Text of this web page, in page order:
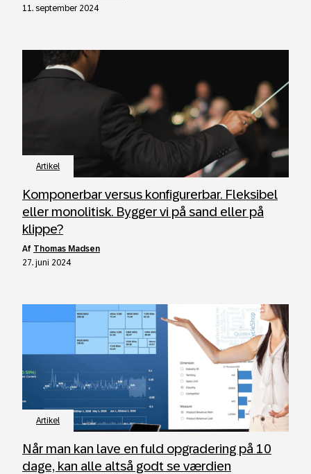
11. september 2024
Artikel
Komponerbar versus konfigurerbar. Fleksibel
eller monolitisk. Bygger vi på sand eller på
klippe?
af Thomas Madsen
27. juni 2024
Artikel
Når man kan lave en fuld opgradering på 10
dage, kan alle altså godt se værdien